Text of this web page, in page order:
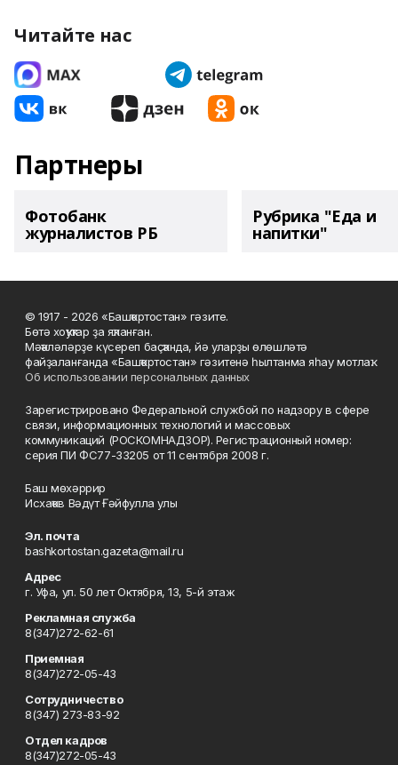
Читайте нас
Партнеры
Фотобанк
журналистов РБ
Рубрика "Еда и
напитки"
© 1917 - 2026 «Башҡортостан» гәзите.
Бөтә хоҡуҡтар ҙа яҡланған.
Мәҡәләләрҙе күсереп баҫҡанда, йә уларҙы өлөшләтә
файҙаланғанда «Башҡортостан» гәзитенә һылтанма яһау мотлаҡ.
Об использовании персональных данных
Зарегистрировано Федеральной службой по надзору в сфере
связи, информационных технологий и массовых
коммуникаций (РОСКОМНАДЗОР). Регистрационный номер:
серия ПИ ФС77-33205 от 11 сентября 2008 г.
Баш мөхәррир
Исхаҡов Вәдүт Ғәйфулла улы
Эл. почта
bashkortostan.gazeta@mail.ru
Адрес
г. Уфа, ул. 50 лет Октября, 13, 5-й этаж
Рекламная служба
8(347)272-62-61
Приемная
8(347)272-05-43
Сотрудничество
8(347) 273-83-92
Отдел кадров
8(347)272-05-43